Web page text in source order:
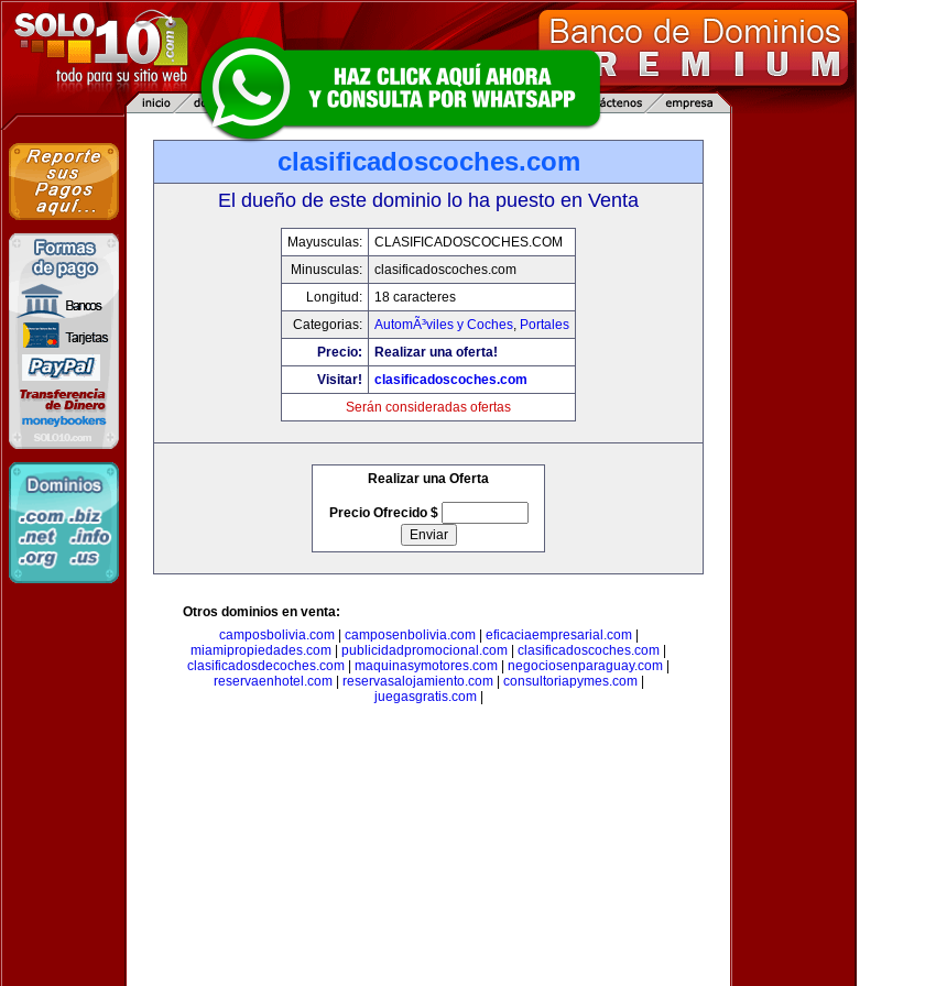
clasificadoscoches.com
El dueño de este dominio lo ha puesto en Venta
Mayusculas:
CLASIFICADOSCOCHES.COM
Minusculas:
clasificadoscoches.com
Longitud:
18 caracteres
Categorias:
AutomÃ³viles y Coches, Portales
Precio:
Realizar una oferta!
Visitar!
clasificadoscoches.com
Serán consideradas ofertas
Realizar una Oferta
Precio Ofrecido $
Otros dominios en venta:
camposbolivia.com| camposenbolivia.com| eficaciaempresarial.com|
miamipropiedades.com
publicidadpromocional.com clasificadoscoches.com
clasificadosdecoches.com
maquinasymotores.com negociosenparaguay.com
reservaenhotel.com| reservasalojamiento.com| consultoriapymes.com|
juegasgratis.com|